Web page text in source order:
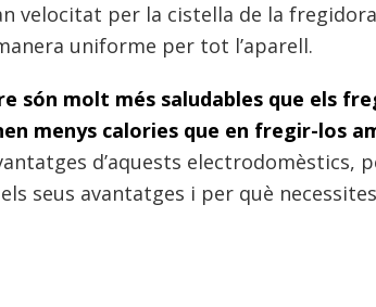
velocitat per la cistella de la
uniforme per tot l’aparell.
són molt més saludables que els
menys calories que en fregir-los
d’aquests electrodomèstics,
seus avantatges i per què